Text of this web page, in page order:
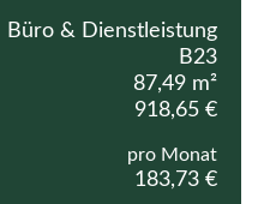
Büro & Dienstleistung
B23
87,49 m²
918,65 €
pro Monat
183,73 €